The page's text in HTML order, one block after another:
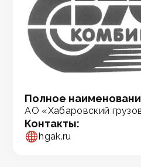
Полное
АО «Хабаровский
Контакты:
hgak.ru